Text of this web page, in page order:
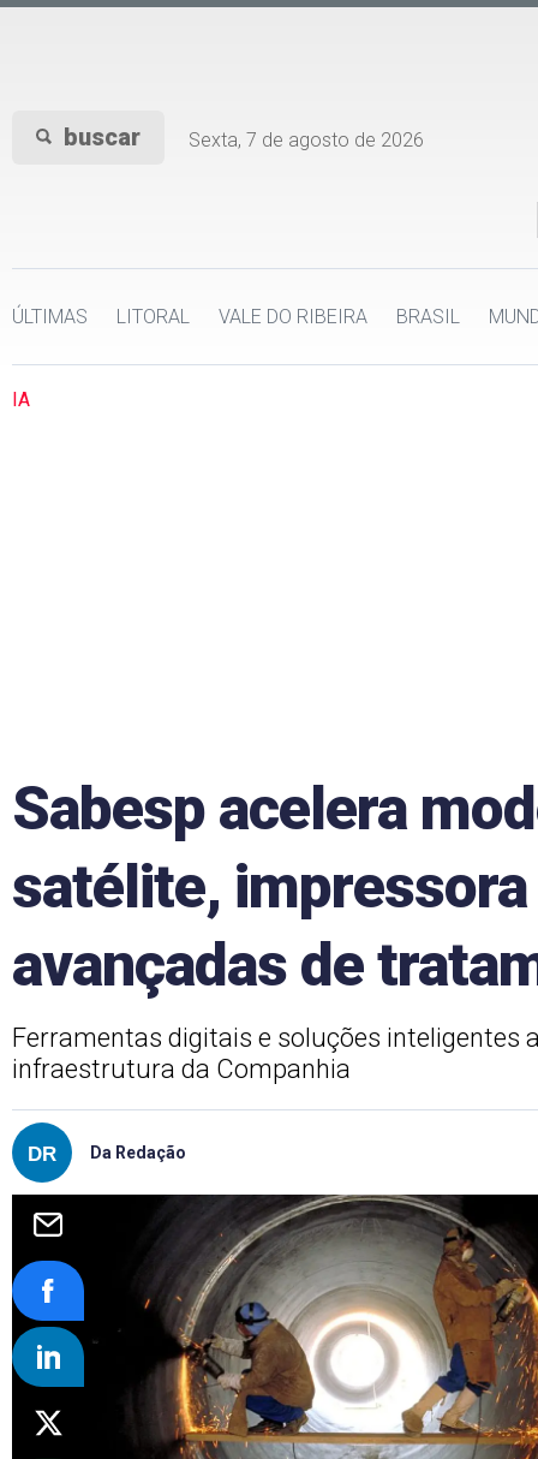
buscar Sexta, 7 de agosto de 2026
ÚLTIMAS LITORAL VALE DO RIBEIRA BRASIL
IA
Sabesp acelera
satélite,
avançadas de
Ferramentas digitais e soluções inteligentes
infraestrutura da Companhia
Da Redação